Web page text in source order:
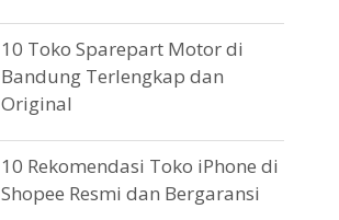
10 Toko Sparepart Motor di
Bandung Terlengkap dan
Original
10 Rekomendasi Toko iPhone di
Shopee Resmi dan Bergaransi